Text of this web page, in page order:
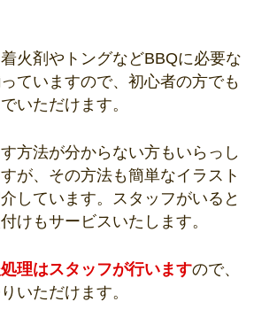
火剤やトングなどBBQに必要な
ていますので、初心者の方でも
いただけます。
方法が分からない方もいらっし
が、その方法も簡単なイラスト
しています。スタッフがいると
けもサービスいたします。
理はスタッフが行いますので、
いただけます。